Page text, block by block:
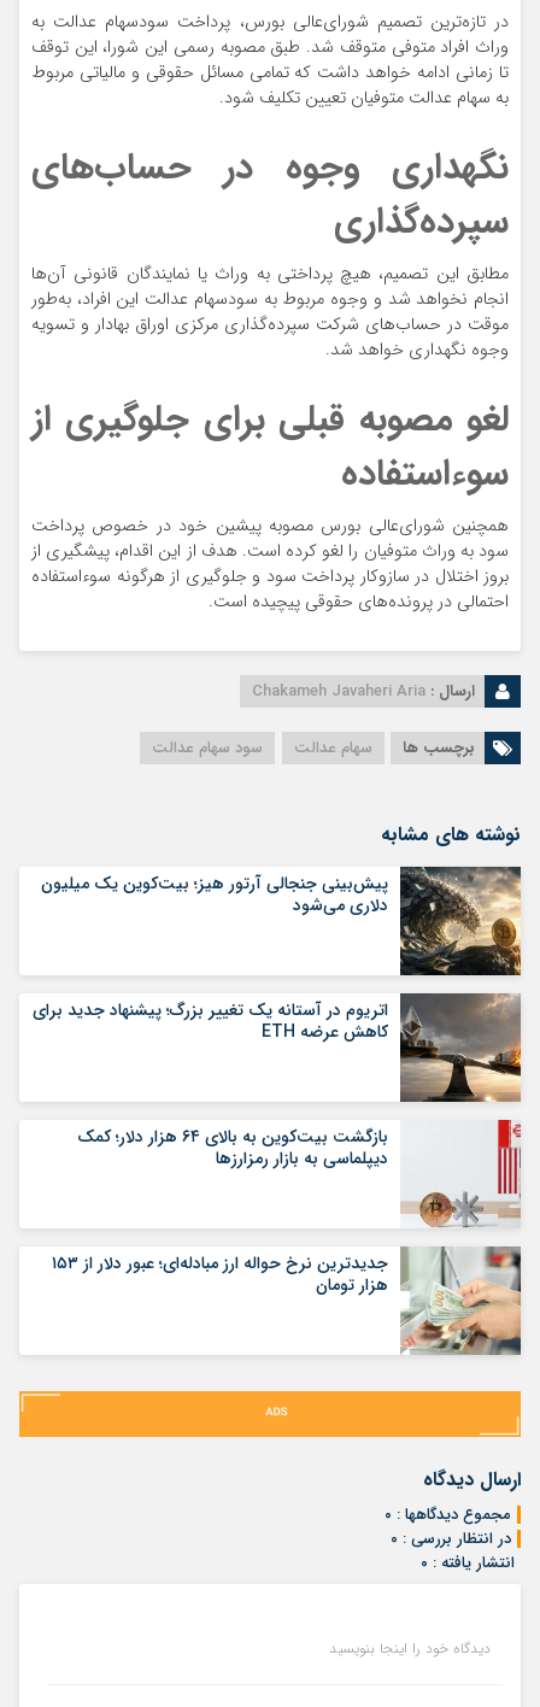
در تازه‌ترین تصمیم شورای‌عالی بورس، پرداخت سودسهام عدالت به
وراث افراد متوفی متوقف شد. طبق مصوبه رسمی این شورا، این توقف
تا زمانی ادامه خواهد داشت که تمامی مسائل حقوقی و مالیاتی مربوط
به سهام عدالت متوفیان تعیین تکلیف شود.
نگهداری وجوه در حساب‌های
سپرده‌گذاری
مطابق این تصمیم، هیچ پرداختی به وراث یا نمایندگان قانونی آن‌ها
انجام نخواهد شد و وجوه مربوط به سودسهام عدالت این افراد، به‌طور
موقت در حساب‌های شرکت سپرده‌گذاری مرکزی اوراق بهادار و تسویه
وجوه نگهداری خواهد شد.
لغو مصوبه قبلی برای جلوگیری از
سوءاستفاده
همچنین شورای‌عالی بورس مصوبه پیشین خود در خصوص پرداخت
سود به وراث متوفیان را لغو کرده است. هدف از این اقدام، پیشگیری از
بروز اختلال در سازوکار پرداخت سود و جلوگیری از هرگونه سوءاستفاده
احتمالی در پرونده‌های حقوقی پیچیده است.
ارسال : Chakameh Javaheri Aria
برچسب ها سهام عدالت سود سهام عدالت
نوشته های مشابه
پیش‌بینی جنجالی آرتور هیز؛ بیت‌کوین یک میلیون
دلاری می‌شود
اتریوم در آستانه یک تغییر بزرگ؛ پیشنهاد جدید برای
کاهش عرضه ETH
بازگشت بیت‌کوین به بالای ۶۴ هزار دلار؛ کمک
دیپلماسی به بازار رمزارزها
جدیدترین نرخ حواله ارز مبادله‌ای؛ عبور دلار از ۱۵۳
هزار تومان
ارسال دیدگاه
مجموع دیدگاهها : ۰
در انتظار بررسی : ۰
انتشار یافته : ۰
دیدگاه خود را اینجا بنویسید